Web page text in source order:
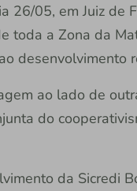
26/05, em Juiz de
toda a Zona da
desenvolvimento
ao lado de
do
da Sicredi